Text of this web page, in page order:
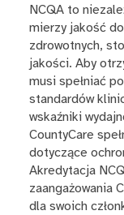
NCQA to
mierzy jakość
zdrowotnych,
jakości. Aby
musi spełniać
standardów
wskaźniki
CountyCare
dotyczące
Akredytacja
zaangażowania
dla swoich